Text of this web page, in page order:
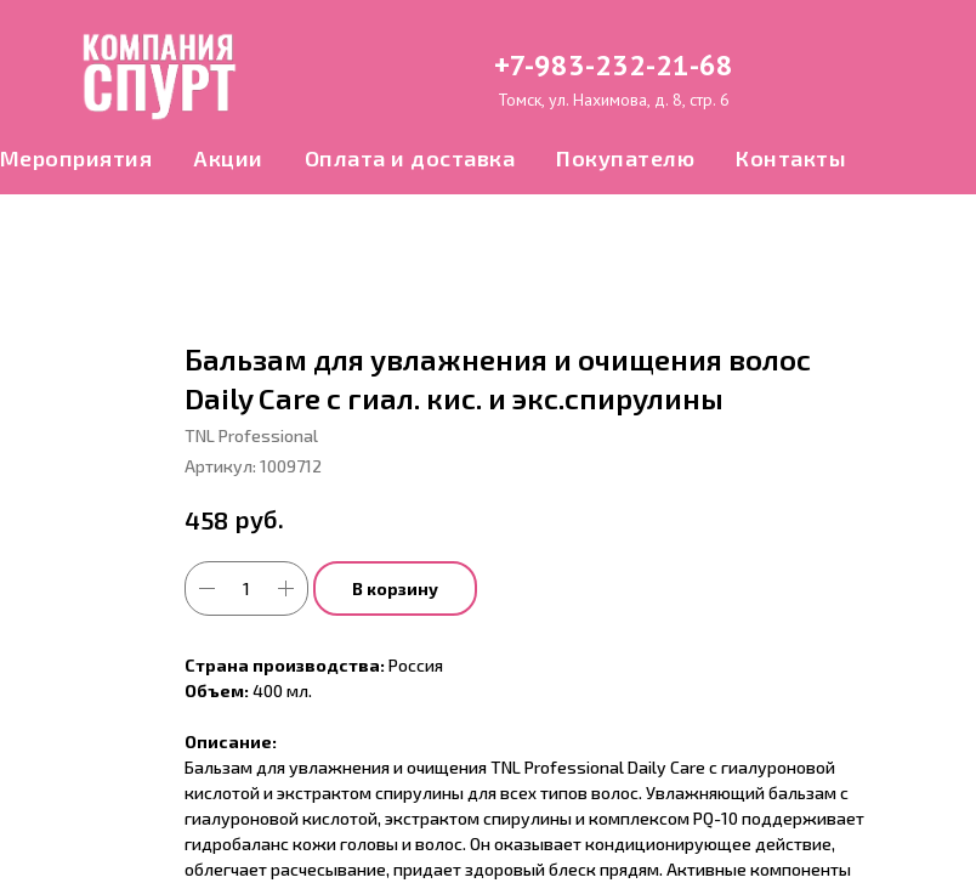
+7-983-232-21-68
Томск, ул. Нахимова, д. 8, стр. 6
Мероприятия Акции Оплата и доставка Покупателю Контакты
Бальзам для увлажнения и очищения волос
Daily Care с гиал. кис. и экс.спирулины
TNL Professional
Артикул: 1009712
458 руб.
В корзину
Страна производства:Россия
Объем:400 мл.
Описание:
Бальзам для увлажнения и очищения TNL Professional Daily Care с гиалуроновой
кислотой и экстрактом спирулины для всех типов волос. Увлажняющий бальзам с
гиалуроновой кислотой, экстрактом спирулины и комплексом PQ-10 поддерживает
гидробаланс кожи головы и волос. Он оказывает кондиционирующее действие,
облегчает расчесывание, придает здоровый блеск прядям. Активные компоненты